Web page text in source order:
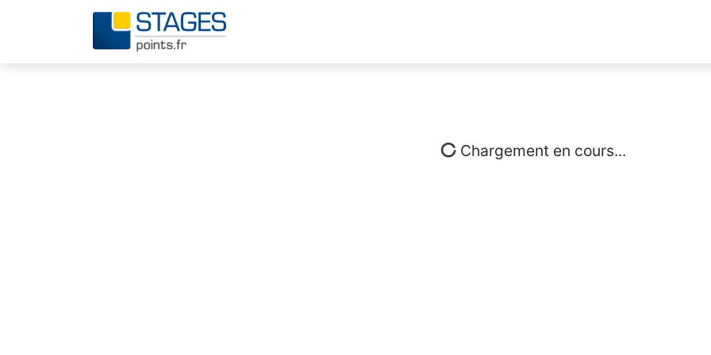
Chargement en cours...